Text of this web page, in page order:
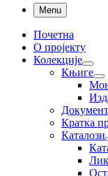
Menu
Почетна
О пројекту
Колекције
Књиге
Кратка
Каталози